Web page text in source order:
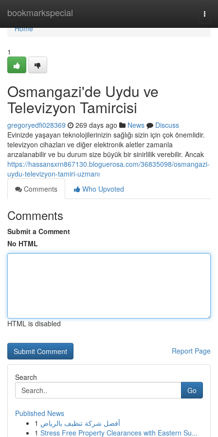
bookmarkspecial
Home
Home
1
Osmangazi'de Uydu ve
Televizyon Tamircisi
gregoryedfi028369 269 days ago News
Discuss
Evinizde yaşayan teknolojilerinizin sağlığı sizin için çok önemlidir.
televizyon cihazları ve diğer elektronik aletler zamanla
arızalanabilir ve bu durum size büyük bir sinirlilik verebilir. Ancak
https://hassansxrn867130.bloguerosa.com/36835098/osmangazi-
uydu-televizyon-tamiri-uzmanı
Comments
Who Upvoted
Comments
Submit a Comment
No HTML
HTML is disabled
Report Page
Search
Go
Published News
1 أفضل شركة تنظيف بالرياض
1 Stress Free Property Clearances with Eastern Su...